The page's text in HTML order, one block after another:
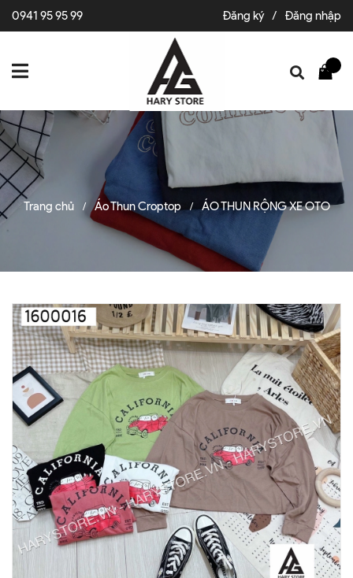
0941 95 95 99 Đăng ký / Đăng nhập
Trang chủ / Áo Thun Croptop / ÁO THUN RỘNG XE OTO